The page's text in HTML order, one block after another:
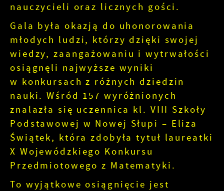
nauczycieli oraz licznych gości.
Gala była okazją do uhonorowania
młodych ludzi, którzy dzięki swojej
wiedzy, zaangażowaniu i wytrwałości
osiągnęli najwyższe wyniki
w konkursach z różnych dziedzin
nauki. Wśród 157 wyróżnionych
znalazła się uczennica kl. VIII Szkoły
Podstawowej w Nowej Słupi – Eliza
Świątek, która zdobyła tytuł laureatki
X Wojewódzkiego Konkursu
Przedmiotowego z Matematyki.
To wyjątkowe osiągnięcie jest